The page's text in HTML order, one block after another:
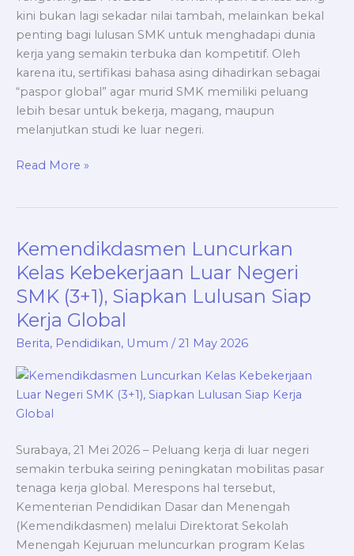
kini bukan lagi sekadar nilai tambah, melainkan bekal
penting bagi lulusan SMK untuk menghadapi dunia
kerja yang semakin terbuka dan kompetitif. Oleh
karena itu, sertifikasi bahasa asing dihadirkan sebagai
“paspor global” agar murid SMK memiliki peluang
lebih besar untuk bekerja, magang, maupun
melanjutkan studi ke luar negeri.
Kerja
Global
Read More »
Kemendikdasmen Luncurkan
Kelas Kebekerjaan Luar Negeri
SMK (3+1), Siapkan Lulusan Siap
Kerja Global
Berita, Pendidikan, Umum / 21 May 2026
Surabaya, 21 Mei 2026 – Peluang kerja di luar negeri
semakin terbuka seiring peningkatan mobilitas pasar
tenaga kerja global. Merespons hal tersebut,
Kementerian Pendidikan Dasar dan Menengah
(Kemendikdasmen) melalui Direktorat Sekolah
Menengah Kejuruan meluncurkan program Kelas
Kemendikdasmen
Luncurkan
Kelas
Kebekerjaan
Luar
Negeri
(3+1),
Siapkan
Lulusan
Kerja
Global